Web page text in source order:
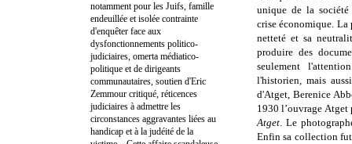
unique de la société
crise économique. La
netteté et sa
produire des
seulement
l'historien, mais
d'Atget, Berenice
1930 l’ouvrage
Atget. Le
Enfin sa collection
notamment pour les Juifs, famille
endeuillée et isolée contrainte
d'enquêter face aux
dysfonctionnements politico-
judiciaires, omerta médiatico-
politique et de dirigeants
communautaires, soutien d'Eric
Zemmour critiqué, réticences
judiciaires à admettre les
circonstances aggravantes liées au
handicap et à la judéité de la